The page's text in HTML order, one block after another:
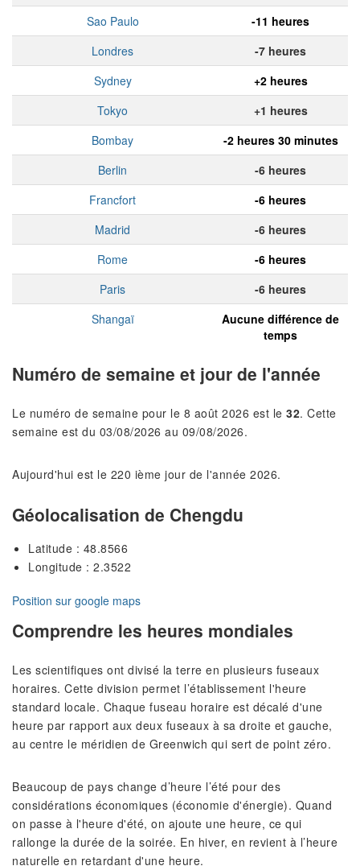
Sao Paulo
-11 heures
Londres
-7 heures
Sydney
+2 heures
Tokyo
+1 heures
Bombay
-2 heures 30 minutes
Berlin
-6 heures
Francfort
-6 heures
Madrid
-6 heures
Rome
-6 heures
Paris
-6 heures
Shangaï
Aucune différence de
temps
Numéro de semaine et jour de l'année
Le numéro de semaine pour le 8 août 2026 est le 32. Cette
semaine est du 03/08/2026 au 09/08/2026.
Aujourd'hui est le 220 ième jour de l'année 2026.
Géolocalisation de Chengdu
Latitude : 48.8566
Longitude : 2.3522
Position sur google maps
Comprendre les heures mondiales
Les scientifiques ont divisé la terre en plusieurs fuseaux
horaires. Cette division permet l’établissement l'heure
standard locale. Chaque fuseau horaire est décalé d'une
heure par rapport aux deux fuseaux à sa droite et gauche,
au centre le méridien de Greenwich qui sert de point zéro.
Beaucoup de pays change d’heure l’été pour des
considérations économiques (économie d'énergie). Quand
on passe à l'heure d'été, on ajoute une heure, ce qui
rallonge la durée de la soirée. En hiver, en revient à l’heure
naturelle en retardant d'une heure.